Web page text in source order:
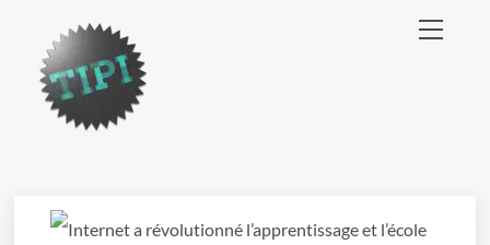
content
Menu